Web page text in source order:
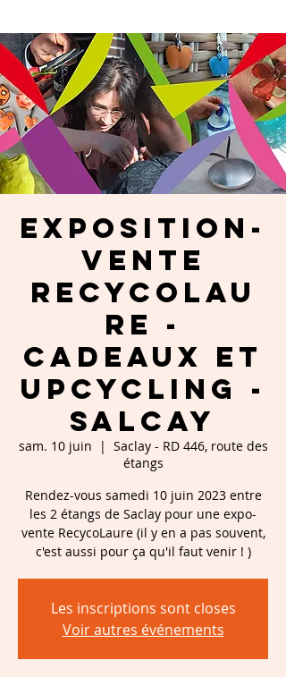
Exposition-
vente
RecycoLau
re -
Cadeaux et
Upcycling -
Salcay
sam. 10 juin
  |
Saclay - RD 446, route des
étangs
Rendez-vous samedi 10 juin 2023 entre
les 2 étangs de Saclay pour une expo-
vente RecycoLaure (il y en a pas souvent,
c'est aussi pour ça qu'il faut venir ! )
Les inscriptions sont closes
Voir autres événements